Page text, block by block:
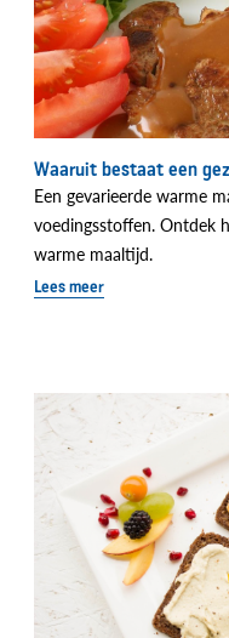
Waaruit bestaat een
Een gevarieerde warme
voedingsstoffen. Ontdek
warme maaltijd.
Lees meer